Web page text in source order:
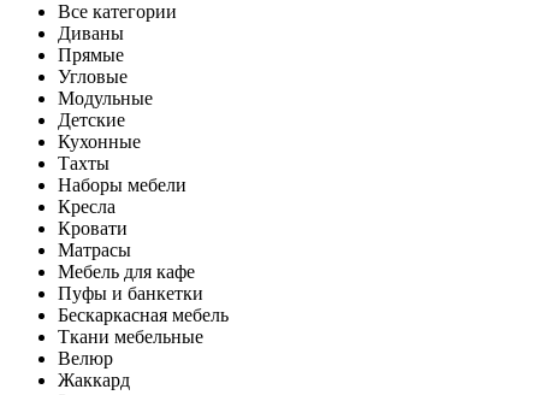
Все категории
Диваны
Прямые
Угловые
Модульные
Детские
Кухонные
Тахты
Наборы мебели
Кресла
Кровати
Матрасы
Мебель для кафе
Пуфы и банкетки
Бескаркасная мебель
Ткани мебельные
Велюр
Жаккард